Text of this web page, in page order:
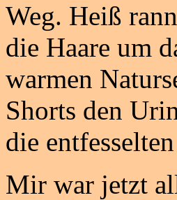
Weg. Heiß
die Haare um
warmen
Shorts den
die
Mir war jetzt